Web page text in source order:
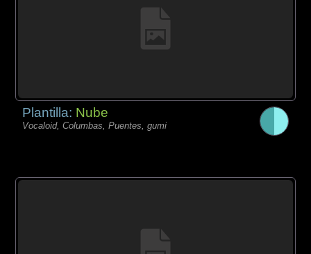
Plantilla: Nube
Vocaloid, Columbas, Puentes, gumi